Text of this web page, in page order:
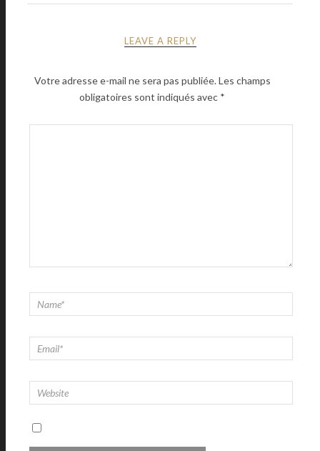
LEAVE A REPLY
Votre adresse e-mail ne sera pas publiée.Les champs
obligatoires sont indiqués avec *